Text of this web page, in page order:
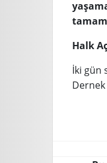
Halk
İki gün